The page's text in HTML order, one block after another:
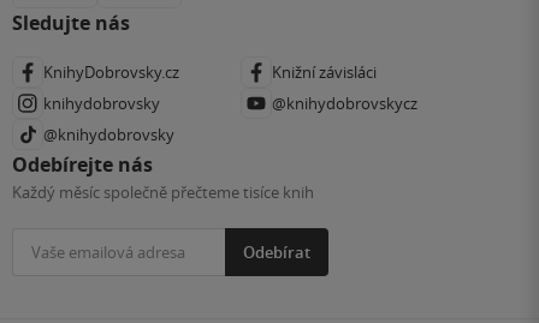
Sledujte nás
KnihyDobrovsky.cz
Knižní závisláci
knihydobrovsky
@knihydobrovskycz
@knihydobrovsky
Odebírejte nás
Každý měsíc společně přečteme tisíce knih
Odebírat